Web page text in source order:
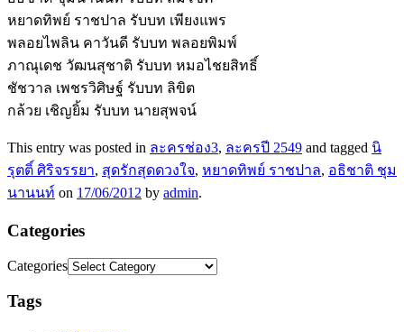
หยาดทิพย์ ราชปาล รับบท เพียงแพร
พลอยไพลิน คาวันดี รับบท พลอยพิมพ์
ภาณุเดช วัฒนสุชาติ รับบท หมอไชยสิทธิ์
ชัชวาล เพชรวิศิษฐ์ รับบท ลิขิต
กล้วย เชิญยิ้ม รับบท นายสุพจน์
This entry was posted in ละครช่อง3, ละครปี 2549 and tagged นิ
รุตติ์ ศิริจรรยา, สุดรักสุดดวงใจ, หยาดทิพย์ ราชปาล, อธิชาติ ชุม
นานนท์ on 17/06/2012 by admin.
Categories
Categories
Tags